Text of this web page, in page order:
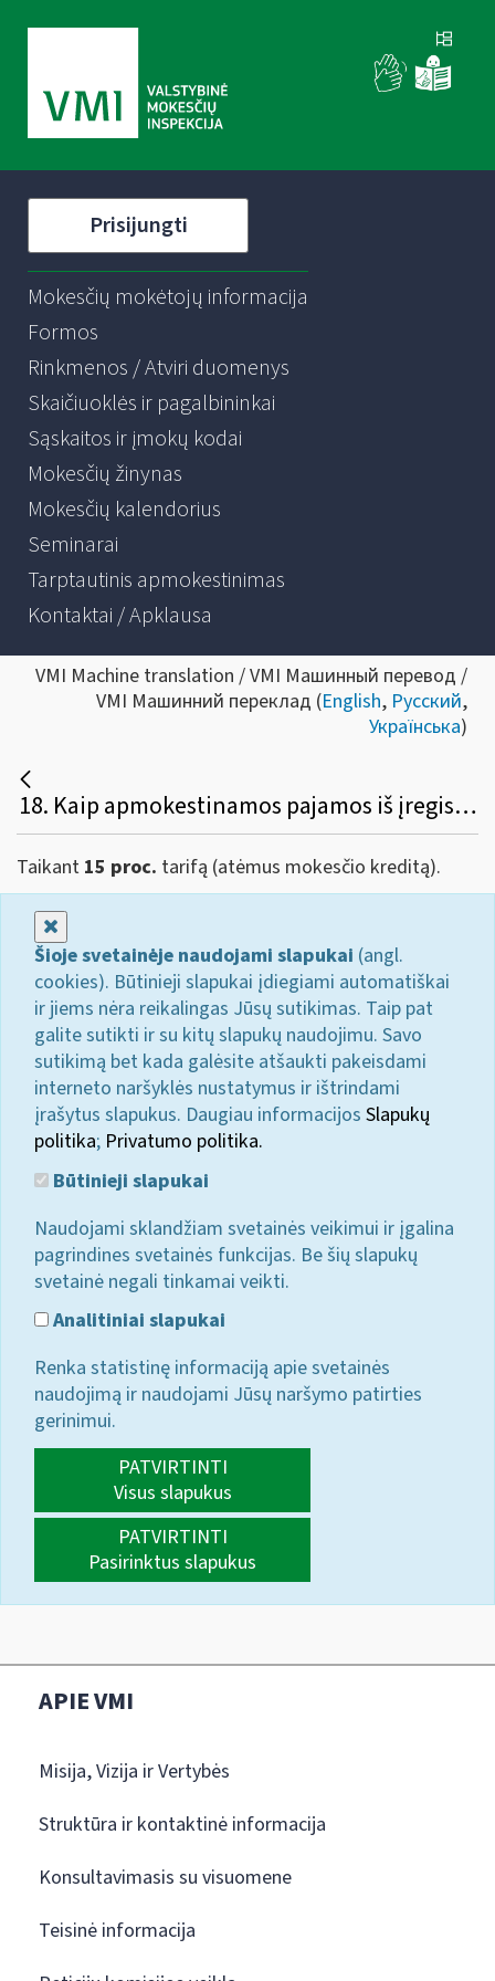
Prisijungti
Mokesčių mokėtojų informacija
Formos
Rinkmenos / Atviri duomenys
Skaičiuoklės ir pagalbininkai
Sąskaitos ir įmokų kodai
Mokesčių žinynas
Mokesčių kalendorius
Seminarai
Tarptautinis apmokestinimas
Kontaktai / Apklausa
VMI Machine translation / VMI Машинный перевод /
VMI Машинний переклад (English, Русский,
Українська)
18. Kaip apmokestinamos pajamos iš įregistruotos (pagal pažymą vykdomos) individualios veiklos?
Taikant 15 proc. tarifą (atėmus mokesčio kreditą).
Šioje svetainėje naudojami slapukai (angl.
cookies). Būtinieji slapukai įdiegiami automatiškai
ir jiems nėra reikalingas Jūsų sutikimas. Taip pat
galite sutikti ir su kitų slapukų naudojimu. Savo
sutikimą bet kada galėsite atšaukti pakeisdami
interneto naršyklės nustatymus ir ištrindami
įrašytus slapukus. Daugiau informacijos Slapukų
politika; Privatumo politika.
Būtinieji slapukai
Naudojami sklandžiam svetainės veikimui ir įgalina
pagrindines svetainės funkcijas. Be šių slapukų
svetainė negali tinkamai veikti.
Analitiniai slapukai
Renka statistinę informaciją apie svetainės
naudojimą ir naudojami Jūsų naršymo patirties
gerinimui.
PATVIRTINTI
Visus slapukus
PATVIRTINTI
Pasirinktus slapukus
APIE VMI
Misija, Vizija ir Vertybės
Struktūra ir kontaktinė informacija
Konsultavimasis su visuomene
Teisinė informacija